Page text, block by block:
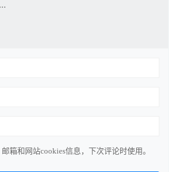
箱和网站cookies信息，下次评论时使用。